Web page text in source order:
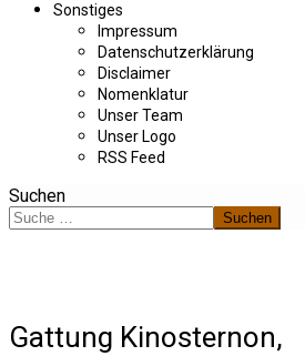
Sonstiges
Impressum
Datenschutzerklärung
Disclaimer
Nomenklatur
Unser Team
Unser Logo
RSS Feed
Suchen
Suchen
Gattung Kinosternon,